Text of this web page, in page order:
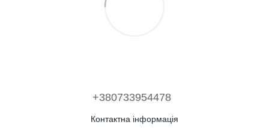
+380733954478
Контактна інформація